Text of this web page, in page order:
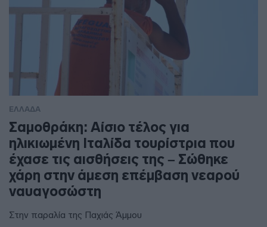
ΕΛΛΑΔΑ
Σαμοθράκη: Αίσιο τέλος για
ηλικιωμένη Ιταλίδα τουρίστρια που
έχασε τις αισθήσεις της – Σώθηκε
χάρη στην άμεση επέμβαση νεαρού
ναυαγοσώστη
Στην παραλία της Παχιάς Άμμου